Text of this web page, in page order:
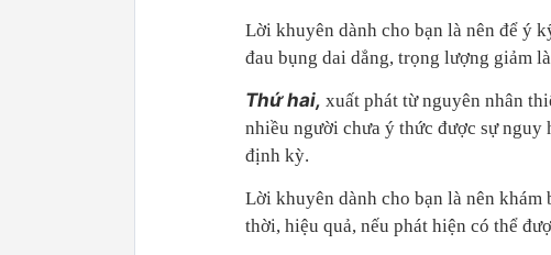
Lời khuyên dành cho bạn là nên để ý
đau bụng dai dẳng, trọng lượng giảm
Thứ hai, xuất phát từ nguyên nhân
nhiều người chưa ý thức được sự nguy
định kỳ.
Lời khuyên dành cho bạn là nên
thời, hiệu quả, nếu phát hiện có thể